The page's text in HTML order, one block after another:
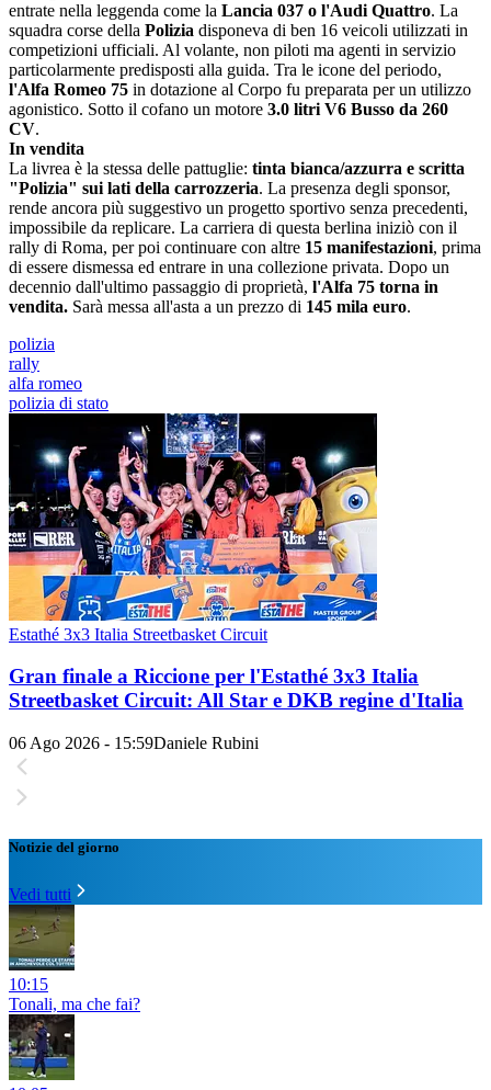
entrate nella leggenda come la Lancia 037 o l'Audi Quattro. La
squadra corse della Polizia disponeva di ben 16 veicoli utilizzati in
competizioni ufficiali. Al volante, non piloti ma agenti in servizio
particolarmente predisposti alla guida. Tra le icone del periodo,
l'Alfa Romeo 75 in dotazione al Corpo fu preparata per un utilizzo
agonistico. Sotto il cofano un motore 3.0 litri V6 Busso da 260
CV.
In vendita
La livrea è la stessa delle pattuglie: tinta bianca/azzurra e scritta
"Polizia" sui lati della carrozzeria. La presenza degli sponsor,
rende ancora più suggestivo un progetto sportivo senza precedenti,
impossibile da replicare. La carriera di questa berlina iniziò con il
rally di Roma, per poi continuare con altre 15 manifestazioni, prima
di essere dismessa ed entrare in una collezione privata. Dopo un
decennio dall'ultimo passaggio di proprietà, l'Alfa 75 torna in
vendita. Sarà messa all'asta a un prezzo di 145 mila euro.
polizia
rally
alfa romeo
polizia di stato
Estathé 3x3 Italia Streetbasket Circuit
Gran finale a Riccione per l'Estathé 3x3 Italia
Streetbasket Circuit: All Star e DKB regine d'Italia
06 Ago 2026 - 15:59Daniele Rubini
Notizie del giorno
Vedi tutti
10:15
Tonali, ma che fai?